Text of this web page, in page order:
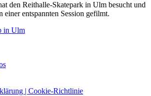
den Reithalle-Skatepark in Ulm besucht und
einer entspannten Session gefilmt.
in Ulm
| Cookie-Richtlinie